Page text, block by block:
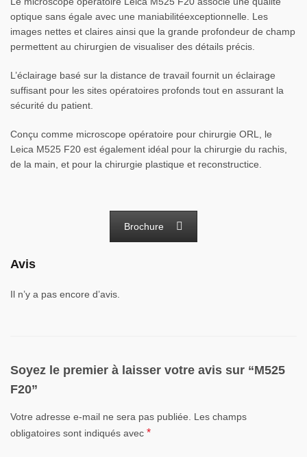
optique sans égale avec une maniabilitéexceptionnelle. Les
images nettes et claires ainsi que la grande profondeur de champ
permettent au chirurgien de visualiser des détails précis.
L’éclairage basé sur la distance de travail fournit un éclairage
suffisant pour les sites opératoires profonds tout en assurant la
sécurité du patient.
Conçu comme microscope opératoire pour chirurgie ORL, le
Leica M525 F20 est également idéal pour la chirurgie du rachis,
de la main, et pour la chirurgie plastique et reconstructice.
Brochure
Avis
Il n’y a pas encore d’avis.
Soyez le premier à laisser votre avis sur “M525
F20”
Votre adresse e-mail ne sera pas publiée.
Les champs
obligatoires sont indiqués avec *